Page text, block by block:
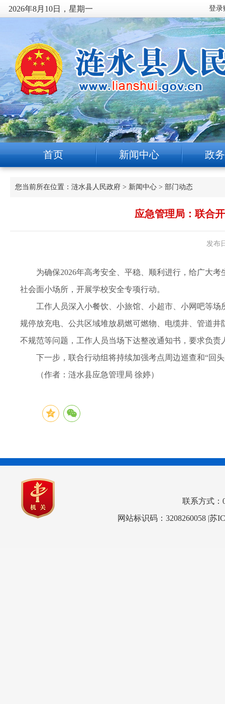
2026年8月10日，星期一
首页 新闻中心 政
您当前所在位置： 涟水县人民政府 > 新闻中心 > 部门动态
应急管理局：联合
发布
为确保2026年高考安全、平稳、顺利进行，给广大
社会面小场所，开展学校安全专项行动。
工作人员深入小餐饮、小旅馆、小超市、小网吧等
规停放充电、公共区域堆放易燃可燃物、电缆井、管道
不规范等问题，工作人员当场下达整改通知书，要求负
下一步，联合行动组将持续加强考点周边巡查和“回
（作者：涟水县应急管理局 徐婷）
联系方式：
网站标识码：3208260058 |苏